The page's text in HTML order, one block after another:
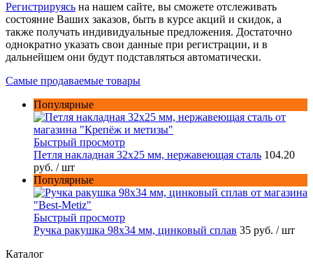
Регистрируясь на нашем сайте, вы сможете отслеживать
состояние Ваших заказов, быть в курсе акций и скидок, а
также получать индивидуальные предложения. Достаточно
однократно указать свои данные при регистрации, и в
дальнейшем они будут подставляться автоматически.
Самые продаваемые товары
Популярные
Быстрый просмотр
Петля накладная 32х25 мм, нержавеющая сталь 104.20
руб. / шт
Популярные
Быстрый просмотр
Ручка ракушка 98x34 мм, цинковый сплав 35 руб. / шт
Каталог